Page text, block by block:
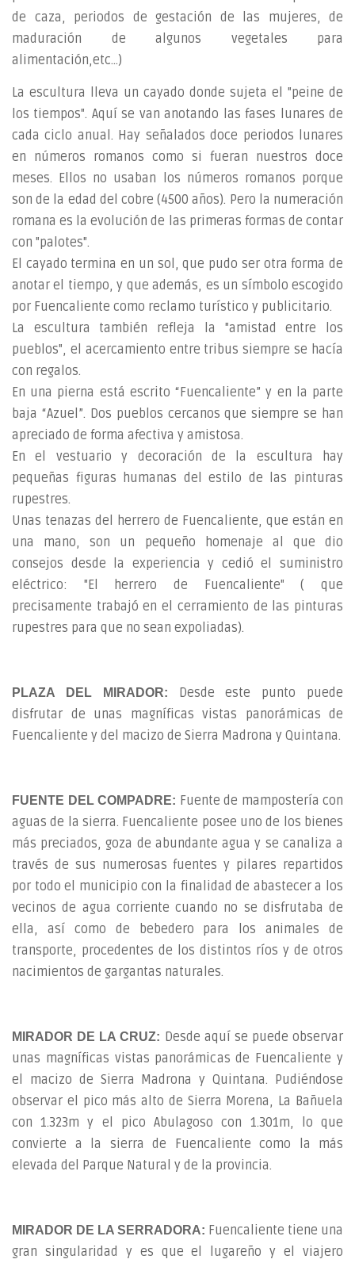
de caza, periodos de gestación de las mujeres, de
maduración de algunos vegetales para
alimentación,etc...)
La escultura lleva un cayado donde sujeta el "peine de
los tiempos". Aquí se van anotando las fases lunares de
cada ciclo anual. Hay señalados doce periodos lunares
en números romanos como si fueran nuestros doce
meses. Ellos no usaban los números romanos porque
son de la edad del cobre (4500 años). Pero la numeración
romana es la evolución de las primeras formas de contar
con "palotes".
El cayado termina en un sol, que pudo ser otra forma de
anotar el tiempo, y que además, es un símbolo escogido
por Fuencaliente como reclamo turístico y publicitario.
La escultura también refleja la "amistad entre los
pueblos", el acercamiento entre tribus siempre se hacía
con regalos.
En una pierna está escrito “Fuencaliente” y en la parte
baja “Azuel”. Dos pueblos cercanos que siempre se han
apreciado de forma afectiva y amistosa.
En el vestuario y decoración de la escultura hay
pequeñas figuras humanas del estilo de las pinturas
rupestres.
Unas tenazas del herrero de Fuencaliente, que están en
una mano, son un pequeño homenaje al que dio
consejos desde la experiencia y cedió el suministro
eléctrico: "El herrero de Fuencaliente" ( que
precisamente trabajó en el cerramiento de las pinturas
rupestres para que no sean expoliadas).
PLAZA DEL MIRADOR:
Desde este punto puede
disfrutar de unas magníficas vistas panorámicas de
Fuencaliente y del macizo de Sierra Madrona y Quintana.
FUENTE DEL COMPADRE: Fuente de mampostería con
aguas de la sierra. Fuencaliente posee uno de los bienes
más preciados, goza de abundante agua y se canaliza a
través de sus numerosas fuentes y pilares repartidos
por todo el municipio con la finalidad de abastecer a los
vecinos de agua corriente cuando no se disfrutaba de
ella, así como de bebedero para los animales de
transporte, procedentes de los distintos ríos y de otros
nacimientos de gargantas naturales.
MIRADOR DE LA CRUZ: Desde aquí se puede observar
unas magníficas vistas panorámicas de Fuencaliente y
el macizo de Sierra Madrona y Quintana. Pudiéndose
observar el pico más alto de Sierra Morena, La Bañuela
con 1.323m y el pico Abulagoso con 1.301m, lo que
convierte a la sierra de Fuencaliente como la más
elevada del Parque Natural y de la provincia.
MIRADOR DE LA SERRADORA: Fuencaliente tiene una
gran singularidad y es que el lugareño y el viajero